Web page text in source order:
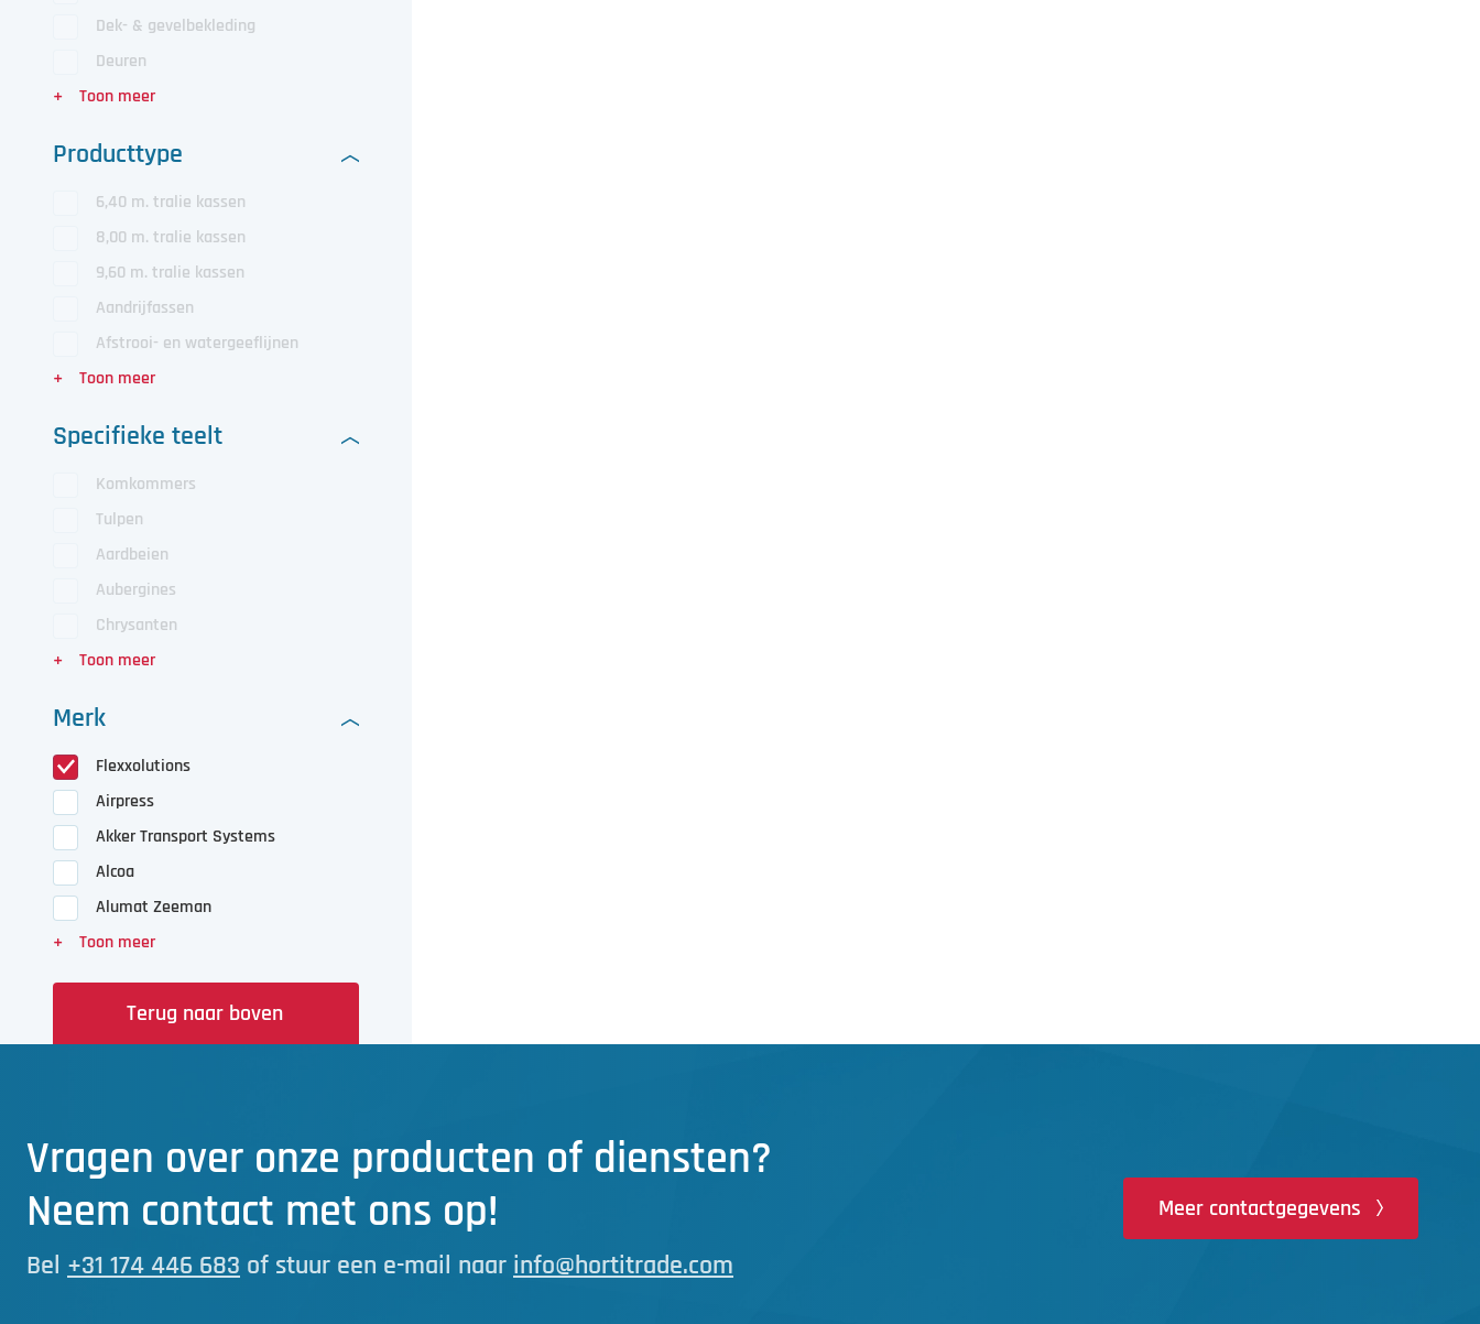
Dek- & gevelbekleding
Deuren
Producttype
6,40 m. tralie kassen
8,00 m. tralie kassen
9,60 m. tralie kassen
Aandrijfassen
Afstrooi- en watergeeflijnen
Specifieke teelt
Komkommers
Tulpen
Aardbeien
Aubergines
Chrysanten
Merk
Flexxolutions
Airpress
Akker Transport Systems
Alcoa
Alumat Zeeman
Terug naar boven
Vragen over onze producten of diensten?
Neem contact met ons op!
Bel +31 174 446 683 of stuur een e-mail naar info@hortitrade.com
Meer contactgegevens